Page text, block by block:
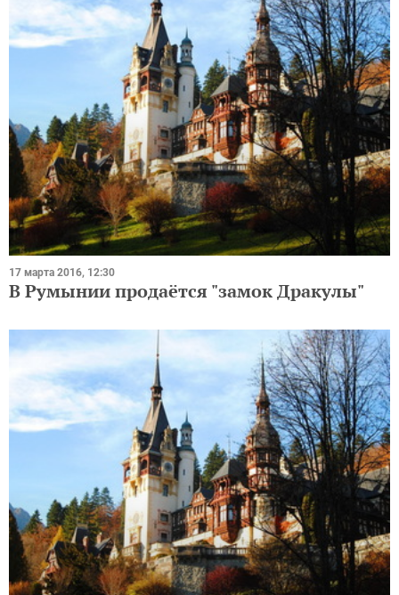
17 марта 2016, 12:30
В Румынии продаётся "замок Дракулы"